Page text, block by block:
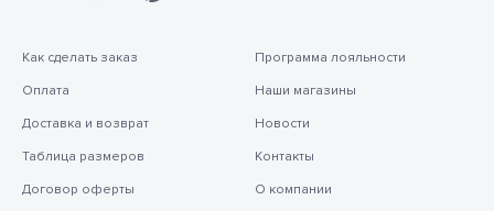
Как сделать заказ
Оплата
Доставка и возврат
Таблица размеров
Договор оферты
Программа лояльности
Наши магазины
Новости
Контакты
О компании